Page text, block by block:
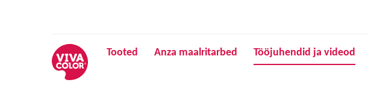
Tooted Anza maalritarbed Tööjuhendid ja videod